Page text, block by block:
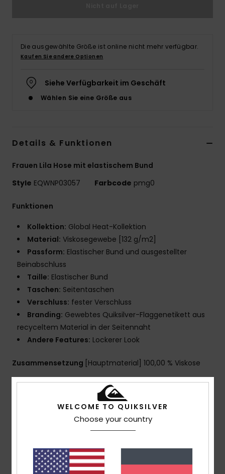
Die ausgewählte Größe ist online nicht mehr verfügbar.
Kaufen Sie andere Optionen
Siehe Verfügbarkeit im Geschäft
Wählen Sie eine Größe aus
Details & Funktionen
Frauen Lila Hose mit elastischem Bund
Style EQWNP03057 Farbcode pmg0
Funktionen
Kollektion: Global Heat-Kollektion
Material: Viskosegewebe [132 g/m2]
Passform: Elastischer Bund und ausgestellter
Beinabschluss
Taille: Elastischer Bund
Taschen: Seitentaschen
Verschluss: fester Verschluss
Branding: Gewebtes Quiksilver-Flaggenetikett aus
recyceltem Material in der Seitennaht
Andere Features: Lockerer Look
Zusammensetzung [Hauptmaterial] 100,00 % Viskose
Versand & Rückversand
WELCOME TO QUIKSILVER
Choose your country